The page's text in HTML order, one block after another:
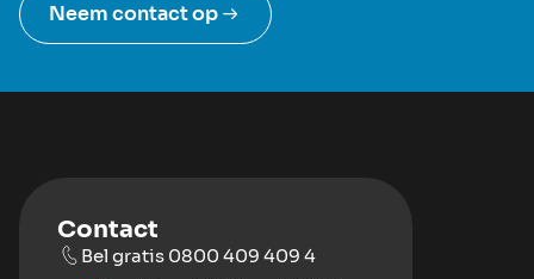
Neem contact op
Contact
Bel gratis 0800 409 409 4